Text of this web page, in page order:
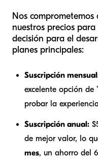
Nos
nuestros precios
decisión para el
planes principales:
Suscripción
excelente opción de
probar la
Suscripción anual:
de mejor valor, lo
mes, un ahorro del